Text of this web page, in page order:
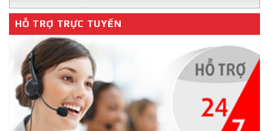
HỖ TRỢ TRỰC TUYẾN